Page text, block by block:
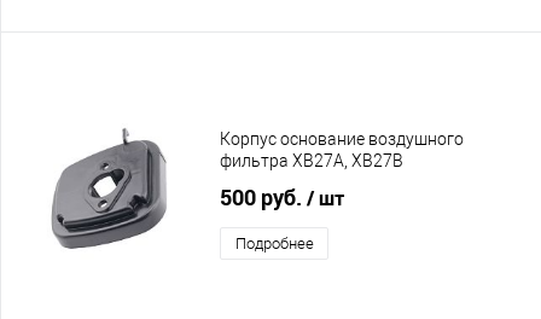
Корпус основание воздушного
фильтра XB27A, XB27B
500 руб. / шт
Подробнее